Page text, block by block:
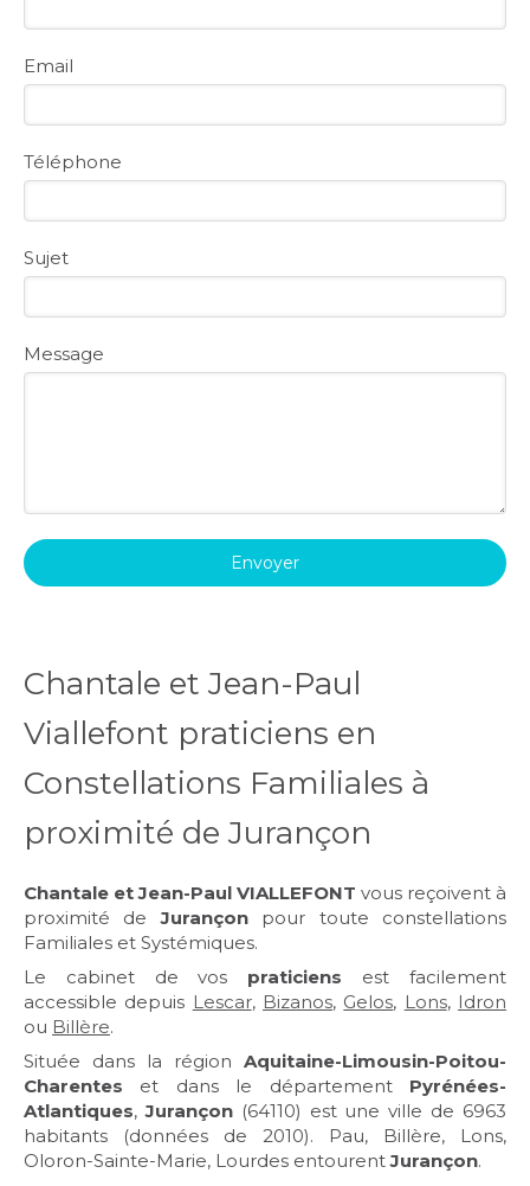
Email
Téléphone
Sujet
Message
Envoyer
Chantale et Jean-Paul
Viallefont praticiens en
Constellations Familiales à
proximité de Jurançon
Chantale et Jean-Paul VIALLEFONT vous reçoivent à
proximité deJurançonpour toute constellations
Familiales et Systémiques.
Le cabinet de vos praticiens est facilement
accessible depuis Lescar, Bizanos, Gelos, Lons, Idron
ou Billère.
Située dans la région Aquitaine-Limousin-Poitou-
Charentes et dans le département Pyrénées-
Atlantiques,Jurançon(64110) est une ville de 6963
habitants (données de 2010). Pau, Billère, Lons,
Oloron-Sainte-Marie, Lourdes entourentJurançon.